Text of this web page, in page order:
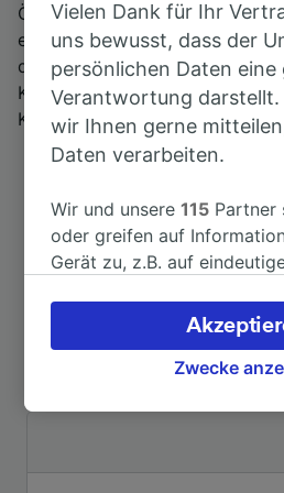
Östlich zum Bahnhof und
entfernt liegt der Platz des 9
die Kleingartenanlage Bornholm
Kindern können nach 12
Kindermuseum Berlin besuchen.
Top Strecken ab
Vielen Dank für Ihr
uns bewusst, dass der
persönlichen Daten eine
Verantwortung
wir Ihnen gerne
Daten verarbeiten.
Wir und unsere115 Partner
oder greifen auf
Gerät zu, z.B. auf
verarbeiten. Sie können
akzeptieren oder
Ihres Widerspruchsrechts
Datenschutzrichtlinie.
werden unseren Partnern
Zwecke